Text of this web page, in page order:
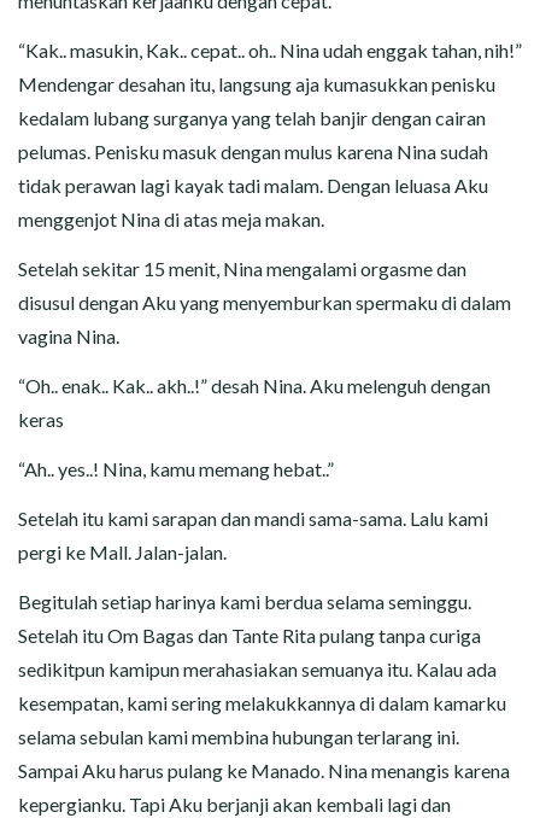
“Kak.. masukin, Kak.. cepat.. oh.. Nina udah enggak tahan, nih!”
Mendengar desahan itu, langsung aja kumasukkan penisku
kedalam lubang surganya yang telah banjir dengan cairan
pelumas. Penisku masuk dengan mulus karena Nina sudah
tidak perawan lagi kayak tadi malam. Dengan leluasa Aku
menggenjot Nina di atas meja makan.
Setelah sekitar 15 menit, Nina mengalami orgasme dan
disusul dengan Aku yang menyemburkan spermaku di dalam
vagina Nina.
“Oh.. enak.. Kak.. akh..!” desah Nina. Aku melenguh dengan
keras
“Ah.. yes..! Nina, kamu memang hebat..”
Setelah itu kami sarapan dan mandi sama-sama. Lalu kami
pergi ke Mall. Jalan-jalan.
Begitulah setiap harinya kami berdua selama seminggu.
Setelah itu Om Bagas dan Tante Rita pulang tanpa curiga
sedikitpun kamipun merahasiakan semuanya itu. Kalau ada
kesempatan, kami sering melakukkannya di dalam kamarku
selama sebulan kami membina hubungan terlarang ini.
Sampai Aku harus pulang ke Manado. Nina menangis karena
kepergianku. Tapi Aku berjanji akan kembali lagi dan